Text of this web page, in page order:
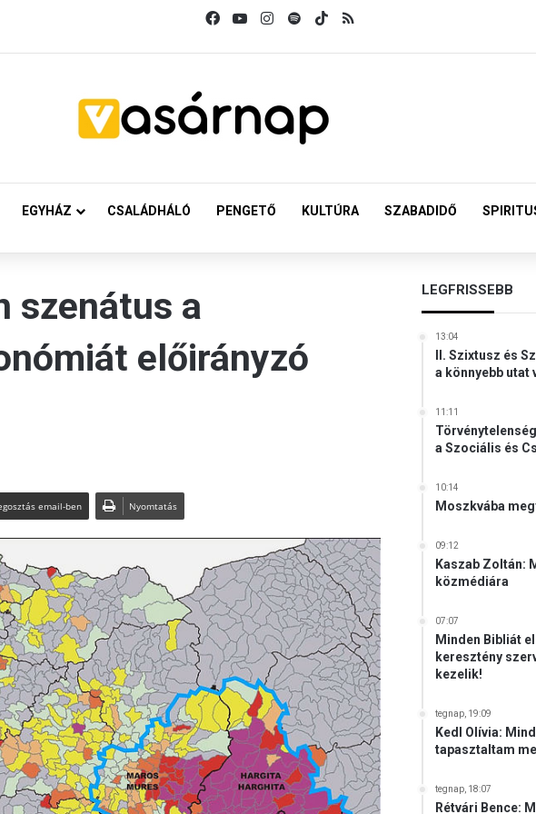
FacebookYouTubeInstagram
SpotifyTikTok
EGYHÁZ CSALÁDHÁLÓ PENGETŐ KULTÚRA SZABADIDŐ
szenátus a
előirányzó
email-ben Nyomtatás
LEGFRISSEBB
13:04
II. Szixtusz és
a könnyebb utat
11:11
a Szociális és
10:14
Moszkvába
09:12
Kaszab Zoltán:
közmédiára
07:07
Minden Bibliát
keresztény
kezelik!
tegnap, 19:09
Kedl Olívia:
tapasztaltam
tegnap, 18:07
Rétvári Bence: